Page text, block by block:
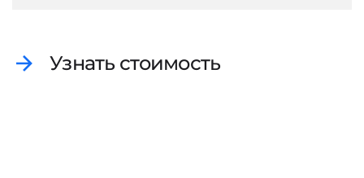
Узнать стоимость